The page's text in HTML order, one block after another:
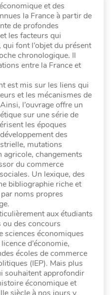
et des
la France à partir de
de profondes
les facteurs qui
font l’objet du présent
chronologique. Il
entre la France et
est mis sur les liens qui
et les mécanismes de
l’ouvrage offre un
sur une série de
les époques
des
mutations
changements
du commerce
Un lexique, des
bibliographie riche et
noms propres
aux étudiants
ou des concours
sciences économiques
d’économie,
écoles de commerce
(IEP). Mais plus
souhaitent approfondir
économique et